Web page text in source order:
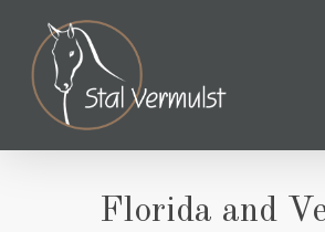
main
content
Florida and